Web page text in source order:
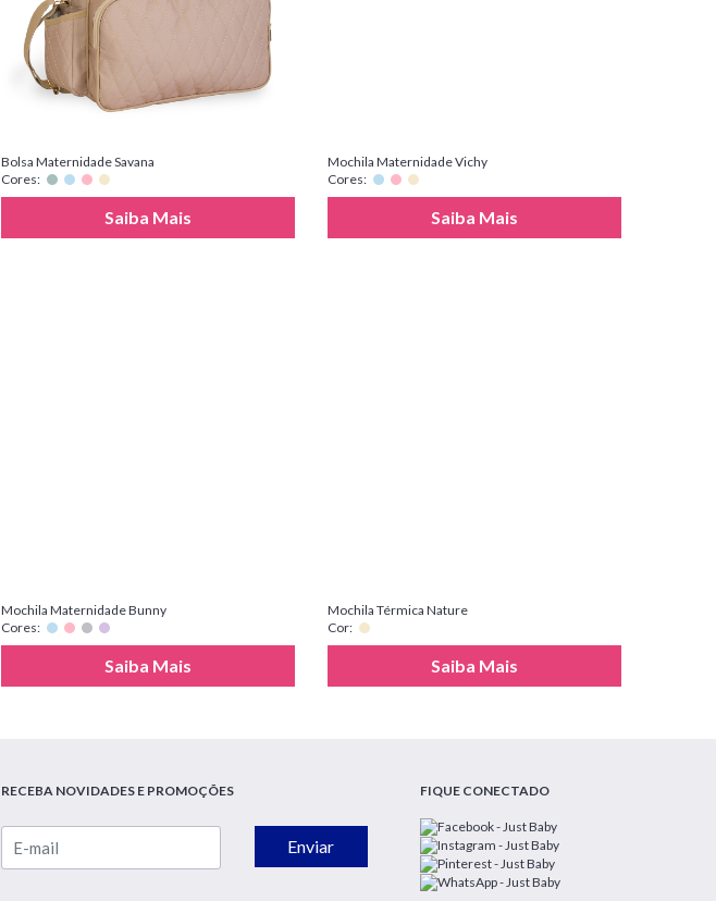
Bolsa Maternidade Savana
Cores:
Saiba Mais
Mochila Maternidade Vichy
Cores:
Saiba Mais
Mochila Maternidade Bunny
Cores:
Saiba Mais
Mochila Térmica Nature
Cor:
Saiba Mais
RECEBA NOVIDADES E PROMOÇÕES
Enviar
FIQUE CONECTADO